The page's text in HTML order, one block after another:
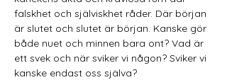
falskhet och själviskhet råder. Där början
är slutet och slutet är början. Kanske gör
både nuet och minnen bara ont? Vad är
ett svek och när sviker vi någon? Sviker vi
kanske endast oss själva?